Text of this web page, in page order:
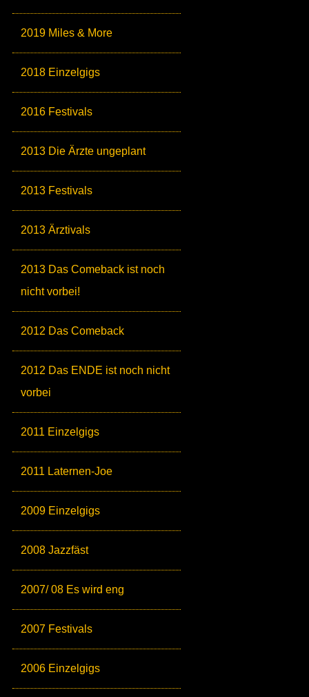
2019 Miles & More
2018 Einzelgigs
2016 Festivals
2013 Die Ärzte ungeplant
2013 Festivals
2013 Ärztivals
2013 Das Comeback ist noch
nicht vorbei!
2012 Das Comeback
2012 Das ENDE ist noch nicht
vorbei
2011 Einzelgigs
2011 Laternen-Joe
2009 Einzelgigs
2008 Jazzfäst
2007/ 08 Es wird eng
2007 Festivals
2006 Einzelgigs